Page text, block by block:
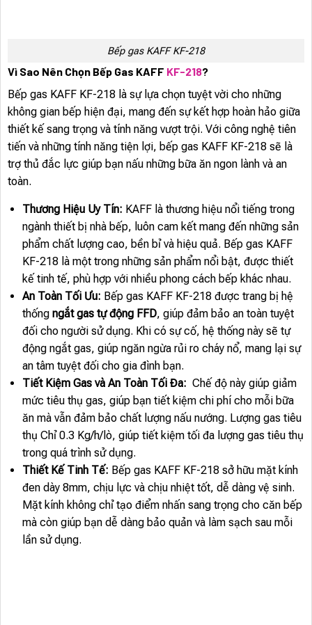
Bếp gas KAFF KF-218
Vì Sao Nên Chọn Bếp Gas KAFF KF-218?
Bếp gas KAFF KF-218 là sự lựa chọn tuyệt vời cho những
không gian bếp hiện đại, mang đến sự kết hợp hoàn hảo giữa
thiết kế sang trọng và tính năng vượt trội. Với công nghệ tiên
tiến và những tính năng tiện lợi, bếp gas KAFF KF-218 sẽ là
trợ thủ đắc lực giúp bạn nấu những bữa ăn ngon lành và an
toàn.
Thương Hiệu Uy Tín: KAFF là thương hiệu nổi tiếng trong
ngành thiết bị nhà bếp, luôn cam kết mang đến những sản
phẩm chất lượng cao, bền bỉ và hiệu quả. Bếp gas KAFF
KF-218 là một trong những sản phẩm nổi bật, được thiết
kế tinh tế, phù hợp với nhiều phong cách bếp khác nhau.
An Toàn Tối Ưu: Bếp gas KAFF KF-218 được trang bị hệ
thống ngắt gas tự động FFD, giúp đảm bảo an toàn tuyệt
đối cho người sử dụng. Khi có sự cố, hệ thống này sẽ tự
động ngắt gas, giúp ngăn ngừa rủi ro cháy nổ, mang lại sự
an tâm tuyệt đối cho gia đình bạn.
Tiết Kiệm Gas và An Toàn Tối Đa: Chế độ này giúp giảm
mức tiêu thụ gas, giúp bạn tiết kiệm chi phí cho mỗi bữa
ăn mà vẫn đảm bảo chất lượng nấu nướng. Lượng gas tiêu
thụ Chỉ 0.3 Kg/h/lò, giúp tiết kiệm tối đa lượng gas tiêu thụ
trong quá trình sử dụng.
Thiết Kế Tinh Tế: Bếp gas KAFF KF-218 sở hữu mặt kính
đen dày 8mm, chịu lực và chịu nhiệt tốt, dễ dàng vệ sinh.
Mặt kính không chỉ tạo điểm nhấn sang trọng cho căn bếp
mà còn giúp bạn dễ dàng bảo quản và làm sạch sau mỗi
lần sử dụng.